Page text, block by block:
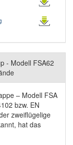
- Modell FSA62
– Modell FSA
bzw. EN
zweiflügelige
hat das